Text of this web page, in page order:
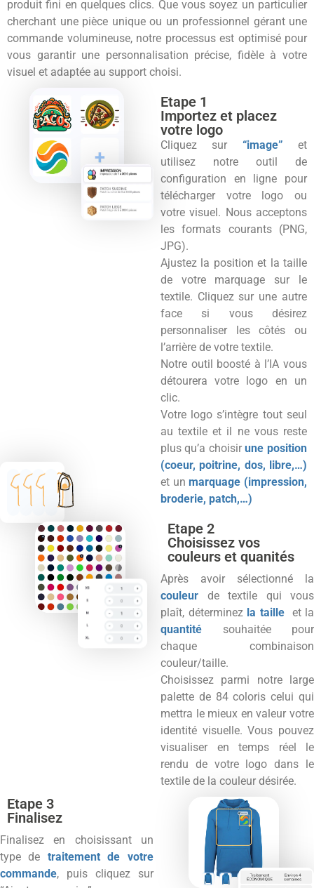
produit fini en quelques clics. Que vous soyez un particulier
cherchant une pièce unique ou un professionnel gérant une
commande volumineuse, notre processus est optimisé pour
vous garantir une personnalisation précise, fidèle à votre
visuel et adaptée au support choisi.
Etape 1
Importez et placez
votre logo
Cliquez sur “image” et
utilisez notre outil de
configuration en ligne pour
télécharger votre logo ou
votre visuel. Nous acceptons
les formats courants (PNG,
JPG).
Ajustez la position et la taille
de votre marquage sur le
textile. Cliquez sur une autre
face si vous désirez
personnaliser les côtés ou
l’arrière de votre textile.
Notre outil boosté à l’IA vous
détourera votre logo en un
clic.
Votre logo s’intègre tout seul
au textile et il ne vous reste
plus qu’a choisirune position
(coeur, poitrine, dos, libre,…)
et unmarquage (impression,
broderie, patch,…)
Etape 2
Choisissez vos
couleurs et quanités
Après avoir sélectionné la
couleur de textile qui vous
plaît, déterminez la taille et la
quantité souhaitée pour
chaque combinaison
couleur/taille.
Choisissez parmi notre large
palette de 84 coloris celui qui
mettra le mieux en valeur votre
identité visuelle. Vous pouvez
visualiser en temps réel le
rendu de votre logo dans le
textile de la couleur désirée.
Etape 3
Finalisez
Finalisez en choisissant un
type de traitement de votre
commande, puis cliquez sur